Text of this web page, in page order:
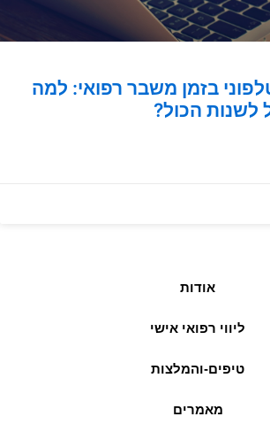
בזמן משבר רפואי: למה
לשנות הכול?
אודות
ליווי רפואי אישי
טיפים-והמלצות
מאמרים